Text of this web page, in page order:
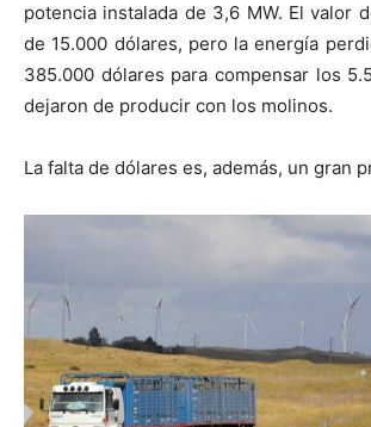
potencia instalada de 3,6 MW. El valor
de 15.000 dólares, pero la energía
385.000 dólares para compensar los
dejaron de producir con los molinos.
La falta de dólares es, además, un gran